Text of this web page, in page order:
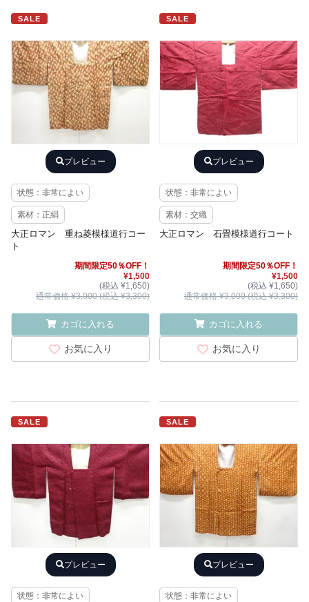
SALE
プレビュー
状態：非常によい
素材：正絹
大正ロマン 重ね菱模様道行コー
ト
期間限定50％OFF！
¥1,500
(税込 ¥1,650)
通常価格 ¥3,000 (税込 ¥3,300)
カゴに入れる
お気に入り
SALE
プレビュー
状態：非常によい
素材：交織
大正ロマン 石畳模様道行コート
期間限定50％OFF！
¥1,500
(税込 ¥1,650)
通常価格 ¥3,000 (税込 ¥3,300)
カゴに入れる
お気に入り
SALE
プレビュー
状態：非常によい
SALE
プレビュー
状態：非常によい